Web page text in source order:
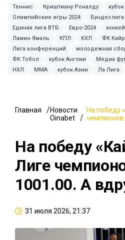
Теннис Криштиану Роналду
Олимпийские игры 2024
Бундеслига
Единая лига ВТБ
Евро-2024 хоккей
Ламин Ямаль
КПЛ КХЛ ФК
Лига конференций
молодежная
ФК Тобол
кубок Англии Медиа
НХЛ
MMA кубок Азии Ла Лига
Главная
Новости
Oinabet
На победу
чемпионов
На победу
Лиге
1001.00. А
31 июля 2026, 21:37